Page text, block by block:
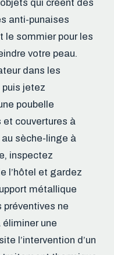
qui créent des
anti-punaises
le sommier pour les
votre peau.
dans les
jetez
poubelle
et couvertures à
sèche-linge à
inspectez
l’hôtel et gardez
métallique
préventives ne
une
l’intervention d’un